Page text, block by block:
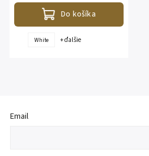
Do košíka
White + ďalšie
Email